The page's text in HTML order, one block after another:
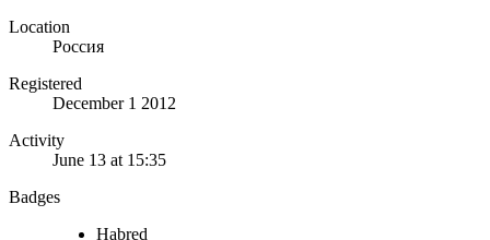
Location
Россия
Registered
December 1 2012
Activity
June 13 at 15:35
Badges
Habred